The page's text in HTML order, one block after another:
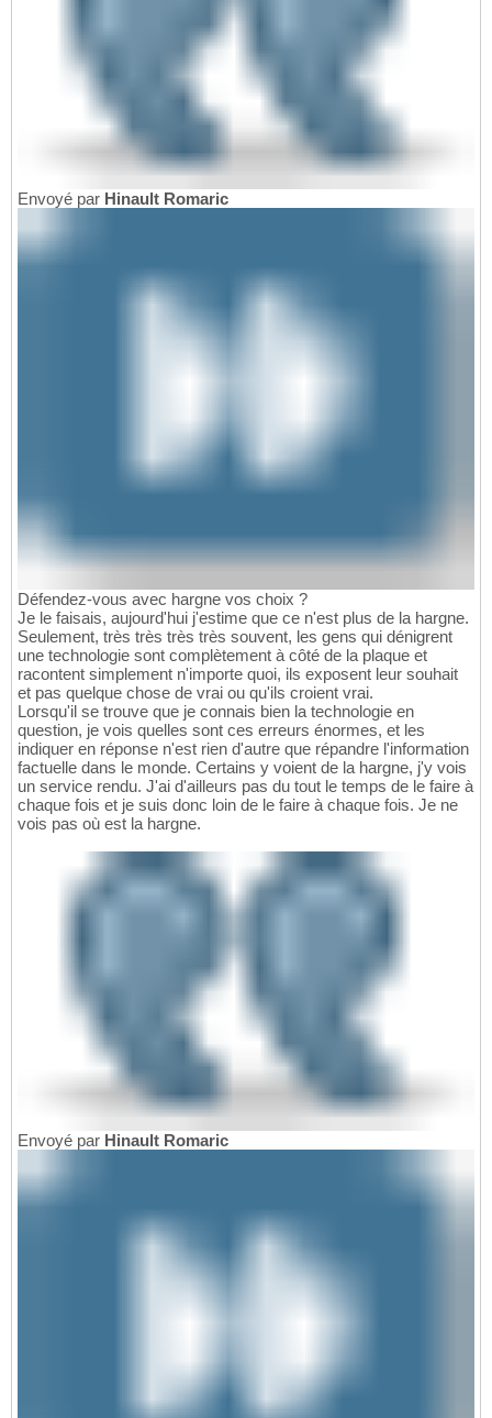
Envoyé par Hinault Romaric
Défendez-vous avec hargne vos choix ?
Je le faisais, aujourd'hui j'estime que ce n'est plus de la hargne.
Seulement, très très très très souvent, les gens qui dénigrent
une technologie sont complètement à côté de la plaque et
racontent simplement n'importe quoi, ils exposent leur souhait
et pas quelque chose de vrai ou qu'ils croient vrai.
Lorsqu'il se trouve que je connais bien la technologie en
question, je vois quelles sont ces erreurs énormes, et les
indiquer en réponse n'est rien d'autre que répandre l'information
factuelle dans le monde. Certains y voient de la hargne, j'y vois
un service rendu. J'ai d'ailleurs pas du tout le temps de le faire à
chaque fois et je suis donc loin de le faire à chaque fois. Je ne
vois pas où est la hargne.
Envoyé par Hinault Romaric